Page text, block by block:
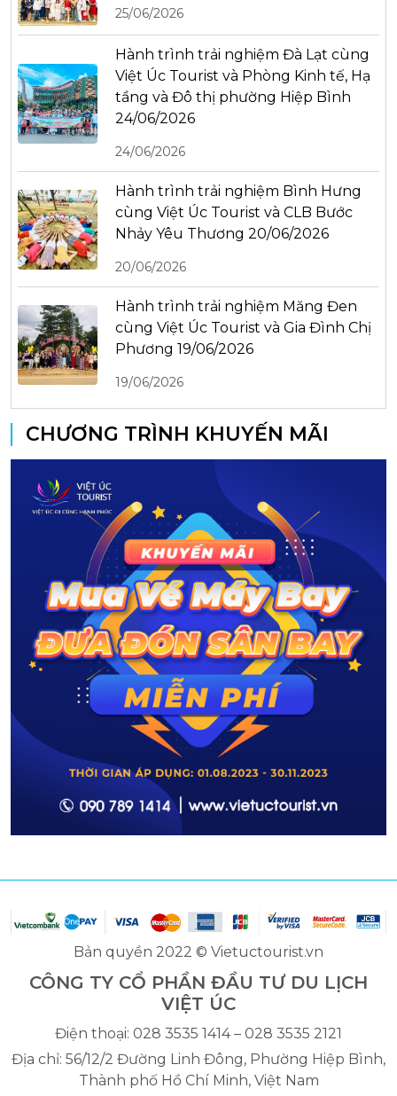
25/06/2026
Hành trình trải nghiệm Đà Lạt cùng
Việt Úc Tourist và Phòng Kinh tế, Hạ
tầng và Đô thị phường Hiệp Bình
24/06/2026
24/06/2026
Hành trình trải nghiệm Bình Hưng
cùng Việt Úc Tourist và CLB Bước
Nhảy Yêu Thương 20/06/2026
20/06/2026
Hành trình trải nghiệm Măng Đen
cùng Việt Úc Tourist và Gia Đình Chị
Phương 19/06/2026
19/06/2026
CHƯƠNG TRÌNH KHUYẾN MÃI
Bản quyền 2022 © Vietuctourist.vn
CÔNG TY CỔ PHẦN ĐẦU TƯ DU LỊCH
VIỆT ÚC
Điện thoại: 028 3535 1414 – 028 3535 2121
Địa chỉ: 56/12/2 Đường Linh Đông, Phường Hiệp Bình,
Thành phố Hồ Chí Minh, Việt Nam